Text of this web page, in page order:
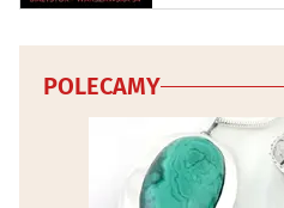
POLECAMY